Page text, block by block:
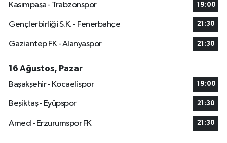
Kasımpaşa - Trabzonspor 19:00
Gençlerbirliği S.K. - Fenerbahçe 21:30
Gaziantep FK - Alanyaspor 21:30
16 Ağustos, Pazar
Başakşehir - Kocaelispor
19:00
Beşiktaş - Eyüpspor 21:30
Amed - Erzurumspor FK 21:30